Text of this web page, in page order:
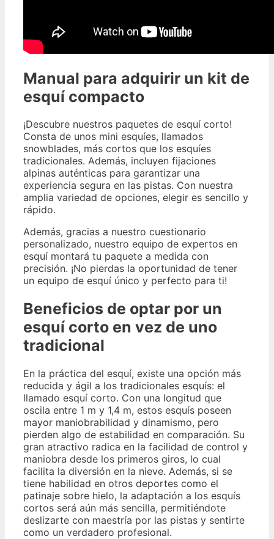
Manual para adquirir un kit de
esquí compacto
¡Descubre nuestros paquetes de esquí corto!
Consta de unos mini esquíes, llamados
snowblades, más cortos que los esquíes
tradicionales. Además, incluyen fijaciones
alpinas auténticas para garantizar una
experiencia segura en las pistas. Con nuestra
amplia variedad de opciones, elegir es sencillo y
rápido.
Además, gracias a nuestro cuestionario
personalizado, nuestro equipo de expertos en
esquí montará tu paquete a medida con
precisión. ¡No pierdas la oportunidad de tener
un equipo de esquí único y perfecto para ti!
Beneficios de optar por un
esquí corto en vez de uno
tradicional
En la práctica del esquí, existe una opción más
reducida y ágil a los tradicionales esquís: el
llamado esquí corto. Con una longitud que
oscila entre 1 m y 1,4 m, estos esquís poseen
mayor maniobrabilidad y dinamismo, pero
pierden algo de estabilidad en comparación. Su
gran atractivo radica en la facilidad de control y
maniobra desde los primeros giros, lo cual
facilita la diversión en la nieve. Además, si se
tiene habilidad en otros deportes como el
patinaje sobre hielo, la adaptación a los esquís
cortos será aún más sencilla, permitiéndote
deslizarte con maestría por las pistas y sentirte
como un verdadero profesional.